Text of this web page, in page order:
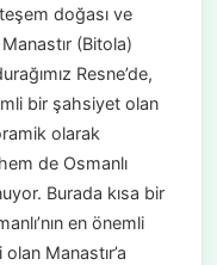
doğası ve
(Bitola)
Resne’de,
bir şahsiyet olan
olarak
de Osmanlı
Burada kısa bir
en önemli
Manastır’a